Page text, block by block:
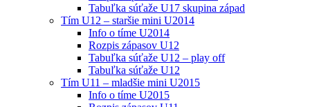
Tabuľka súťaže U17 skupina západ
Tím U12 – staršie mini U2014
Info o tíme U2014
Rozpis zápasov U12
Tabuľka súťaže U12 – play off
Tabuľka súťaže U12
Tím U11 – mladšie mini U2015
Info o tíme U2015